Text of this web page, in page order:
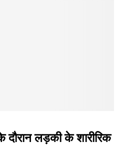
दौरान लड़की के शारीरिक